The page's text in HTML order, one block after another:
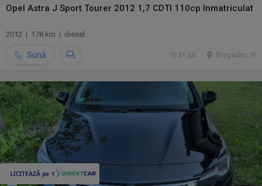
Opel Astra J Sport Tourer 2012 1,7 CDTI 110cp înmatriculat
2012 | 178 km | diesel
Sună Bragadiru, IF
31 jul.